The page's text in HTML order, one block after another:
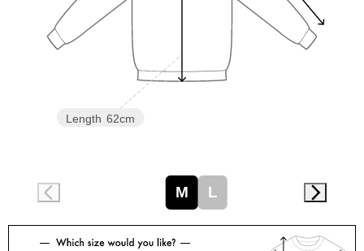
スニーカー
ブーツ
財布／小物
財布／コイン
Length 62cm
M L